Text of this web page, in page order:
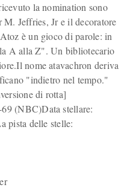
la nomination sono
Jeffries, Jr e il decoratore
è un gioco di parole: in
A alla Z". Un bibliotecario
nome atavachron deriva
"indietro nel tempo."
di rotta]
(NBC)Data stellare:
pista delle stelle: